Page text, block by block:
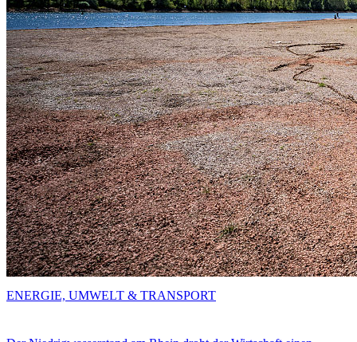
ENERGIE, UMWELT & TRANSPORT